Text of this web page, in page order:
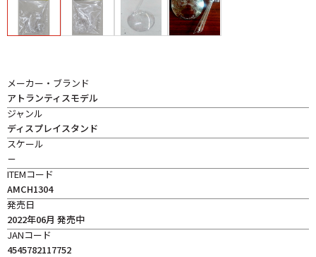
メーカー・ブランド
アトランティスモデル
ジャンル
ディスプレイスタンド
スケール
－
ITEMコード
AMCH1304
発売日
2022年06月 発売中
JANコード
4545782117752